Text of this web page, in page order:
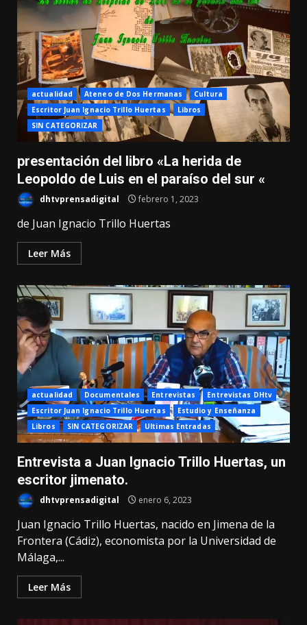
actualidad Ateneo de Dos Hermanas
Cultura
Escritor Juan Ignacio Trillo Huertas
Libros
SIN CATEGORIZAR
presentación del libro «La herida de
Leopoldo de Luis en el paraíso del sur «
dhtvprensadigital febrero 1, 2023
de Juan Ignacio Trillo Huertas
Leer Más
actualidad Documentales Entrevistas
Entrevistas DHtv
Escritor Juan Ignacio Trillo Huertas
Estudio y Enseñanza
Libros
SIN CATEGORIZAR Ultimas Entradas
Entrevista a Juan Ignacio Trillo Huertas, un
escritor jimenato.
dhtvprensadigital enero 6, 2023
Juan Ignacio Trillo Huertas, nacido en Jimena de la
Frontera (Cádiz), economista por la Universidad de
Málaga,...
Leer Más